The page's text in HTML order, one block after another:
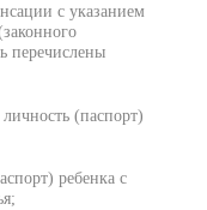
с указанием
перечислены
(паспорт)
ребенка с